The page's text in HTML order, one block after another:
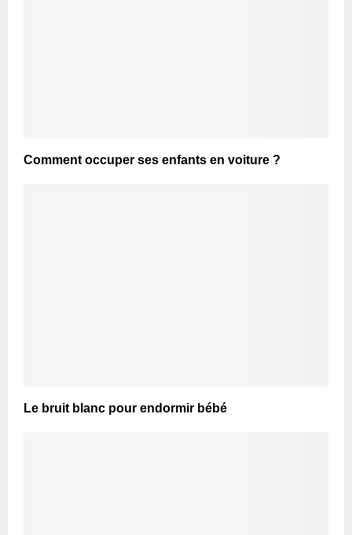
Comment occuper ses enfants en voiture ?
Le bruit blanc pour endormir bébé